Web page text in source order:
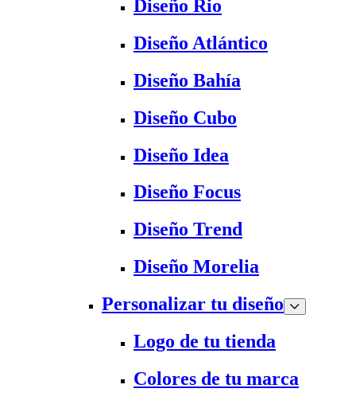
Diseño Rio
Diseño Atlántico
Diseño Bahía
Diseño Cubo
Diseño Idea
Diseño Focus
Diseño Trend
Diseño Morelia
Personalizar tu diseño
Logo de tu tienda
Colores de tu marca